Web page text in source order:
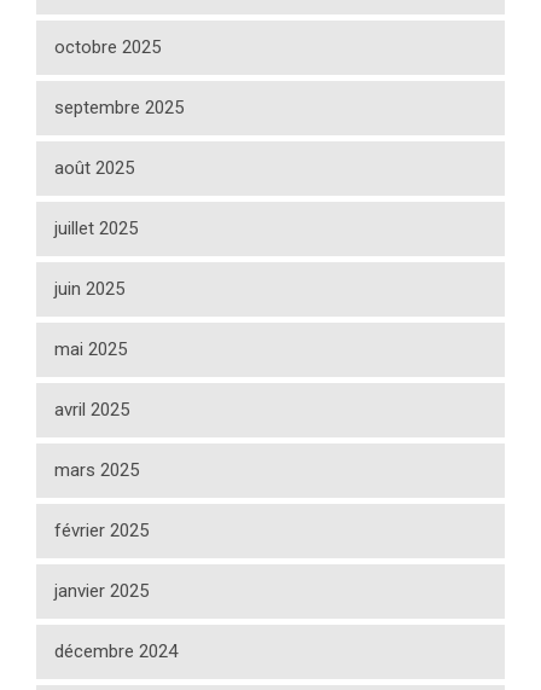
octobre 2025
septembre 2025
août 2025
juillet 2025
juin 2025
mai 2025
avril 2025
mars 2025
février 2025
janvier 2025
décembre 2024